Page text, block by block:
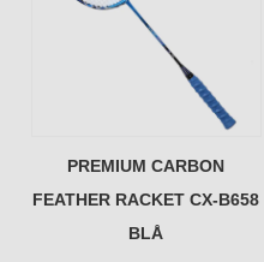
PREMIUM CARBON
FEATHER RACKET CX-B658
BLÅ